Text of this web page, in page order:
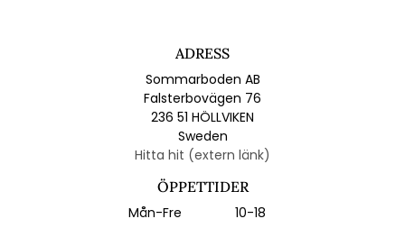
ADRESS
Sommarboden AB
Falsterbovägen 76
236 51 HÖLLVIKEN
Sweden
Hitta hit (extern länk)
ÖPPETTIDER
Mån-Fre
10-18